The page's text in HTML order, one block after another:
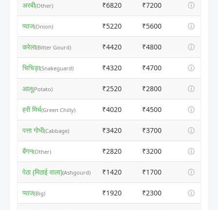
अरबी(Other) ₹6820 ₹7200 ⓘ
प्याज(Onion) ₹5220 ₹5600 ⓘ
करेला(Bitter Gourd) ₹4420 ₹4800 ⓘ
चिचिड़ा(Snakeguard) ₹4320 ₹4700 ⓘ
आलू(Potato) ₹2520 ₹2800 ⓘ
हरी मिर्च(Green Chilly) ₹4020 ₹4500 ⓘ
पत्ता गोभी(Cabbage) ₹3420 ₹3700 ⓘ
बैंगन(Other) ₹2820 ₹3200 ⓘ
पेठा (मिठाई वाला)(Ashgourd) ₹1420 ₹1700 ⓘ
प्याज(Big) ₹1920 ₹2300 ⓘ